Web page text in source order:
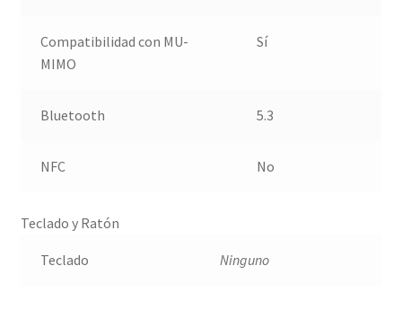
Compatibilidad con MU-
MIMO
Sí
Bluetooth 5.3
NFC No
Teclado y Ratón
Teclado Ninguno